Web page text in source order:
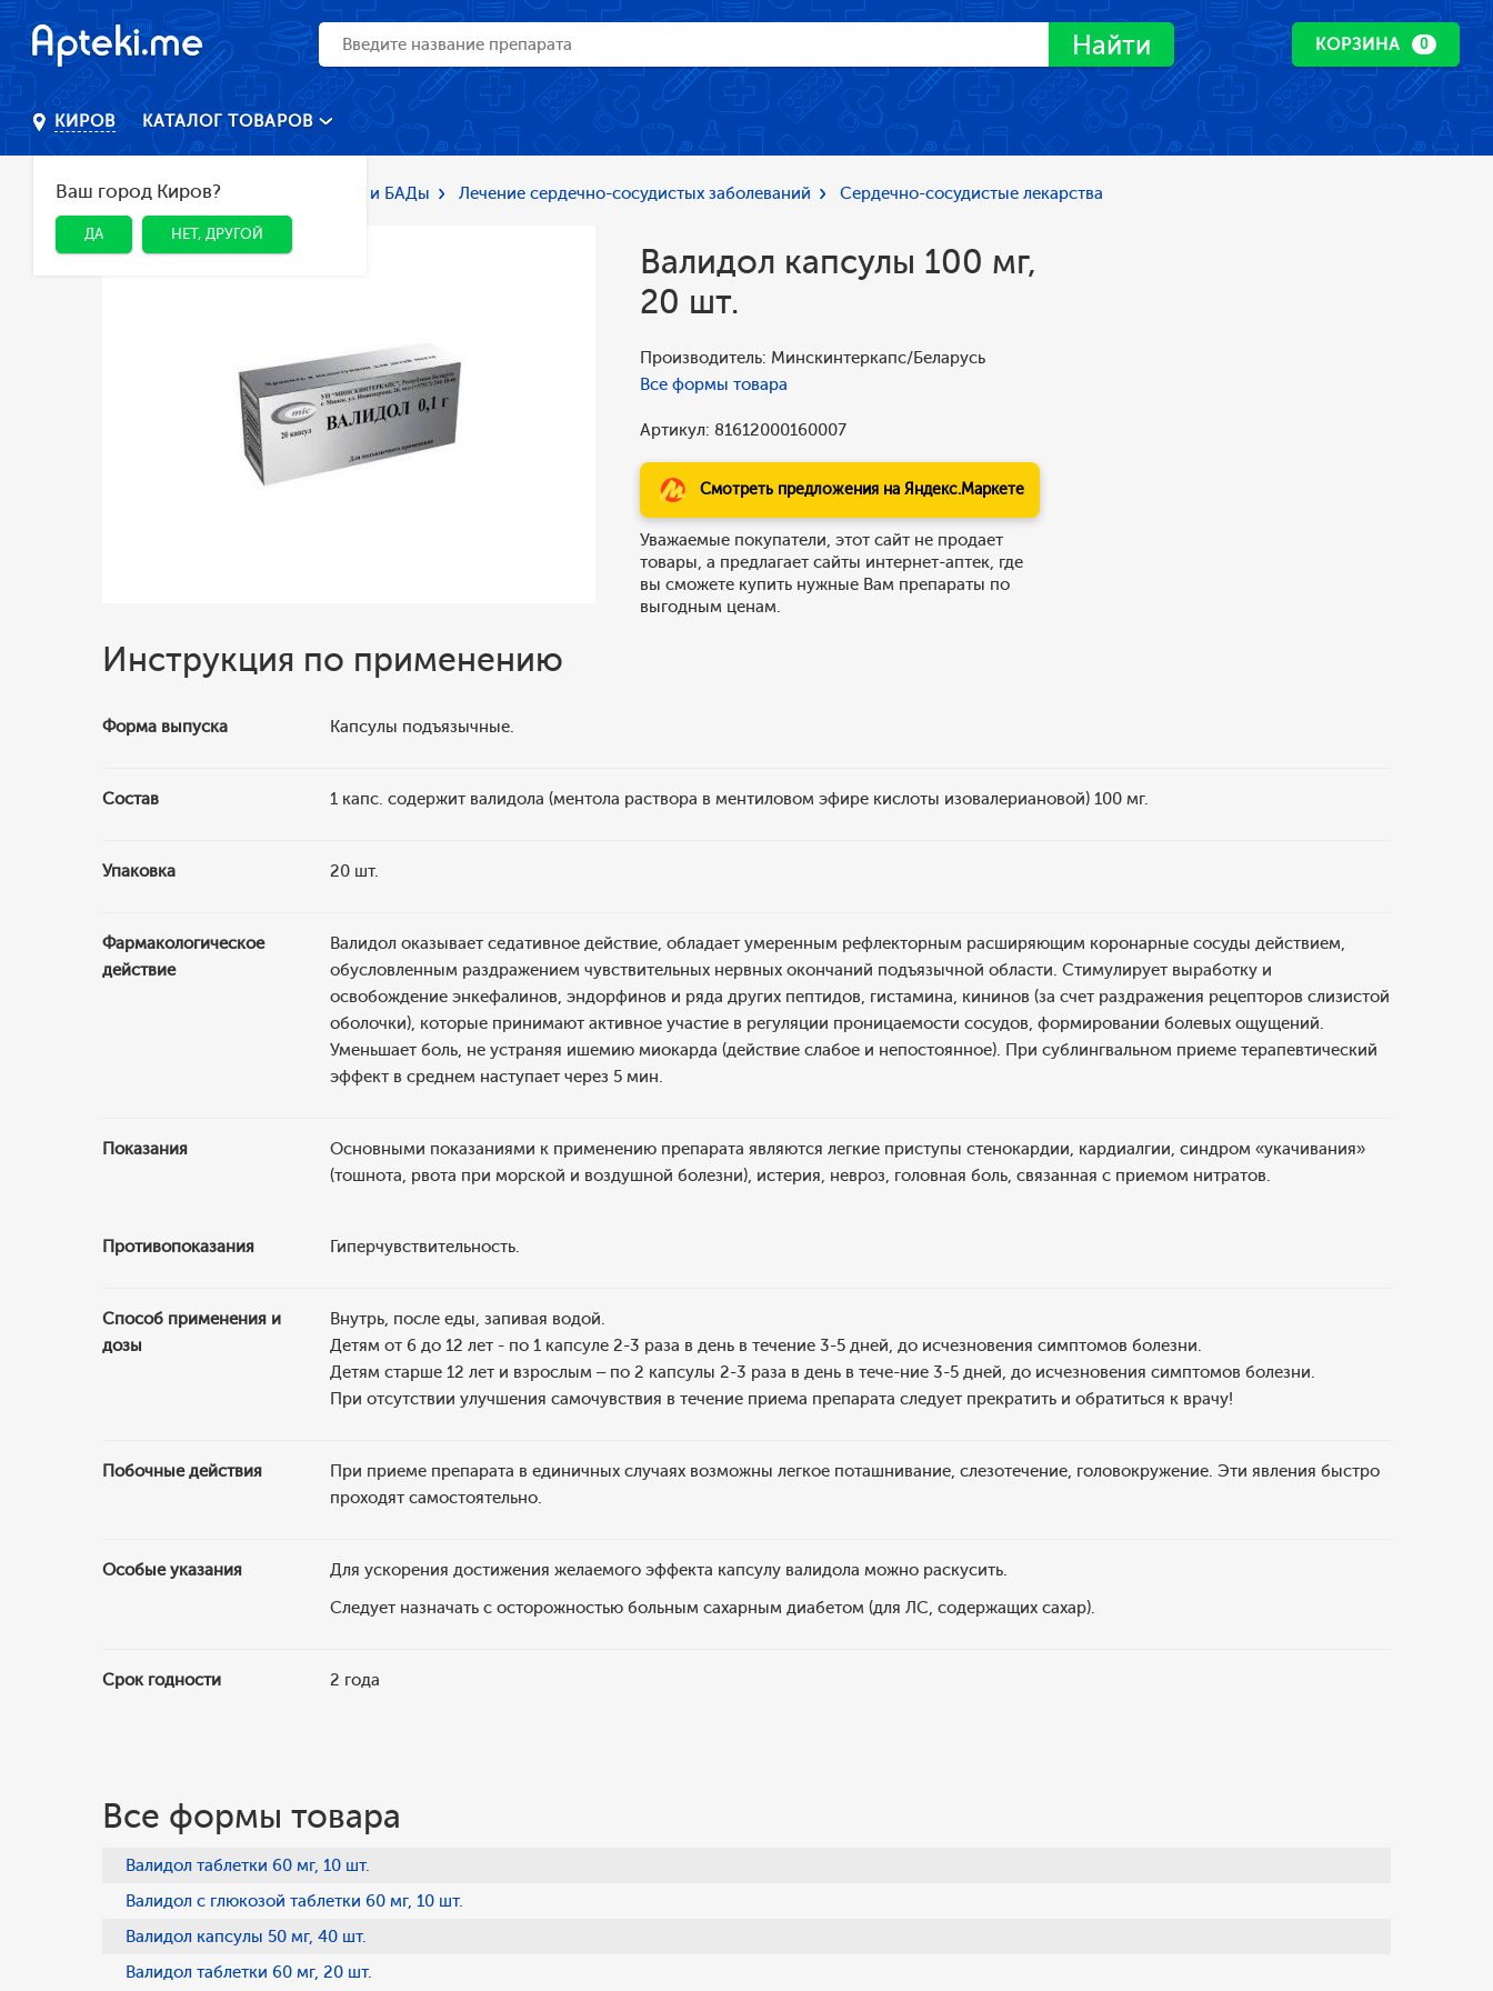
Найти КОРЗИНА 0
КИРОВ
Ваш город Киров?
ДА НЕТ, ДРУГОЙ
КАТАЛОГ ТОВАРОВ
Главная Каталог Лекарства и БАДы Лечение сердечно-сосудистых заболеваний Сердечно-сосудистые лекарства
Валидол капсулы 100 мг,
20 шт.
Производитель: Минскинтеркапс/Беларусь
Все формы товара
Артикул: 81612000160007
Смотреть предложения на Яндекс.Маркете
Уважаемые покупатели, этот сайт не продает
товары, а предлагает сайты интернет-аптек, где
вы сможете купить нужные Вам препараты по
выгодным ценам.
Инструкция по применению
Форма выпуска Капсулы подъязычные.
Состав 1 капс. содержит валидола (ментола раствора в ментиловом эфире кислоты изовалериановой) 100 мг.
Упаковка 20 шт.
Фармакологическое
действие
Валидол оказывает седативное действие, обладает умеренным рефлекторным расширяющим коронарные сосуды действием,
обусловленным раздражением чувствительных нервных окончаний подъязычной области. Стимулирует выработку и
освобождение энкефалинов, эндорфинов и ряда других пептидов, гистамина, кининов (за счет раздражения рецепторов слизистой
оболочки), которые принимают активное участие в регуляции проницаемости сосудов, формировании болевых ощущений.
Уменьшает боль, не устраняя ишемию миокарда (действие слабое и непостоянное). При сублингвальном приеме терапевтический
эффект в среднем наступает через 5 мин.
Показания
Основными показаниями к применению препарата являются легкие приступы стенокардии, кардиалгии, синдром «укачивания»
(тошнота, рвота при морской и воздушной болезни), истерия, невроз, головная боль, связанная с приемом нитратов.
Противопоказания Гиперчувствительность.
Способ применения и
дозы
Внутрь, после еды, запивая водой.
Детям от 6 до 12 лет - по 1 капсуле 2-3 раза в день в течение 3-5 дней, до исчезновения симптомов болезни.
Детям старше 12 лет и взрослым – по 2 капсулы 2-3 раза в день в тече-ние 3-5 дней, до исчезновения симптомов болезни.
При отсутствии улучшения самочувствия в течение приема препарата следует прекратить и обратиться к врачу!
Побочные действия
При приеме препарата в единичных случаях возможны легкое поташнивание, слезотечение, головокружение. Эти явления быстро
проходят самостоятельно.
Особые указания
Для ускорения достижения желаемого эффекта капсулу валидола можно раскусить.
Следует назначать с осторожностью больным сахарным диабетом (для ЛС, содержащих сахар).
Срок годности 2 года
Все формы товара
Валидол таблетки 60 мг, 10 шт.
Валидол с глюкозой таблетки 60 мг, 10 шт.
Валидол капсулы 50 мг, 40 шт.
Валидол таблетки 60 мг, 20 шт.